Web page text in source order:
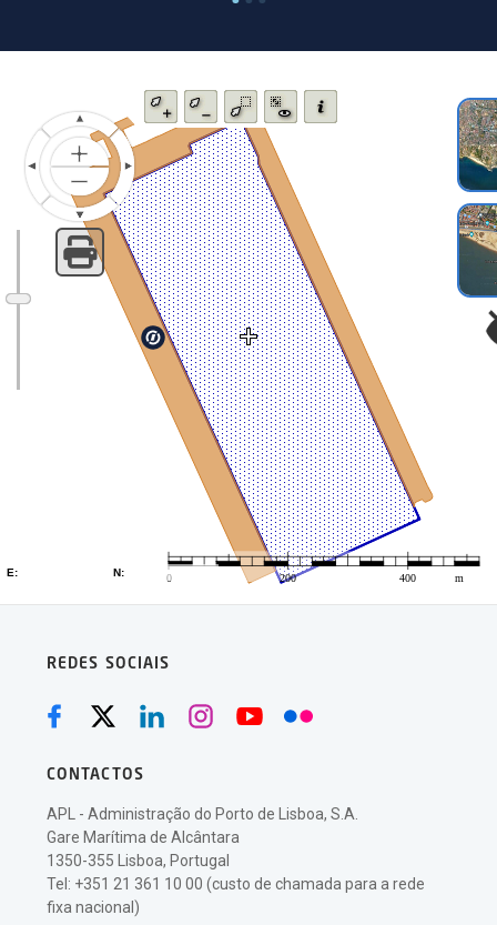
REDES SOCIAIS
CONTACTOS
APL - Administração do Porto de Lisboa, S.A.
Gare Marítima de Alcântara
1350-355 Lisboa, Portugal
Tel: +351 21 361 10 00 (custo de chamada para a rede
fixa nacional)